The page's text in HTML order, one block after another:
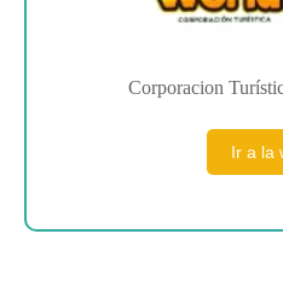
Corporacion
Ir a la